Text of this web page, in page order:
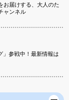
お届けする、大人のた
ャンネル
」参戦中！最新情報は